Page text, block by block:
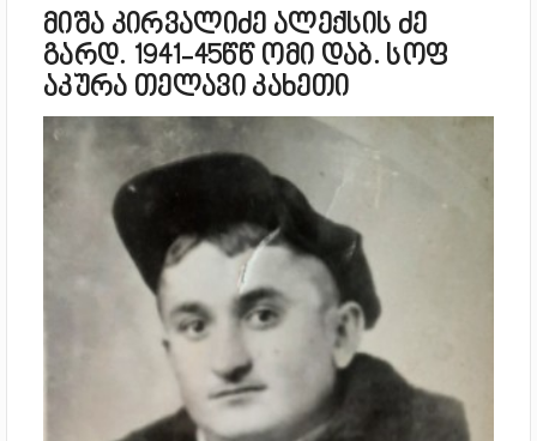
მიშა კირვალიძე ალექსის ძე
გარდ. 1941-45წწ ომი დაბ. სოფ
აკურა თელავი კახეთი